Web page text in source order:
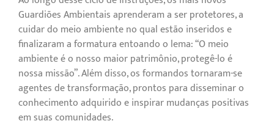
Guardiões Ambientais aprenderam a ser protetores, a
cuidar do meio ambiente no qual estão inseridos e
finalizaram a formatura entoando o lema: “O meio
ambiente é o nosso maior patrimônio, protegê-lo é
nossa missão”. Além disso, os formandos tornaram-se
agentes de transformação, prontos para disseminar o
conhecimento adquirido e inspirar mudanças positivas
em suas comunidades.